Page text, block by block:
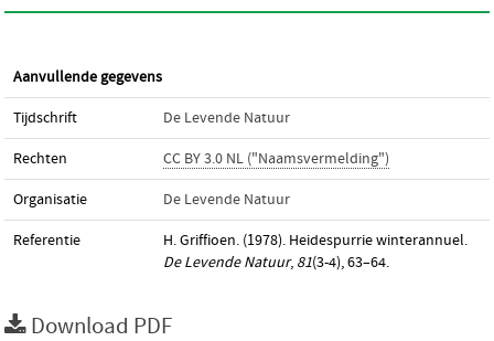
Aanvullende gegevens
Tijdschrift De Levende Natuur
Rechten CC BY 3.0 NL ("Naamsvermelding")
Organisatie De Levende Natuur
Referentie
H. Griffioen. (1978). Heidespurrie winterannuel.
De Levende Natuur, 81(3-4), 63–64.
Download PDF